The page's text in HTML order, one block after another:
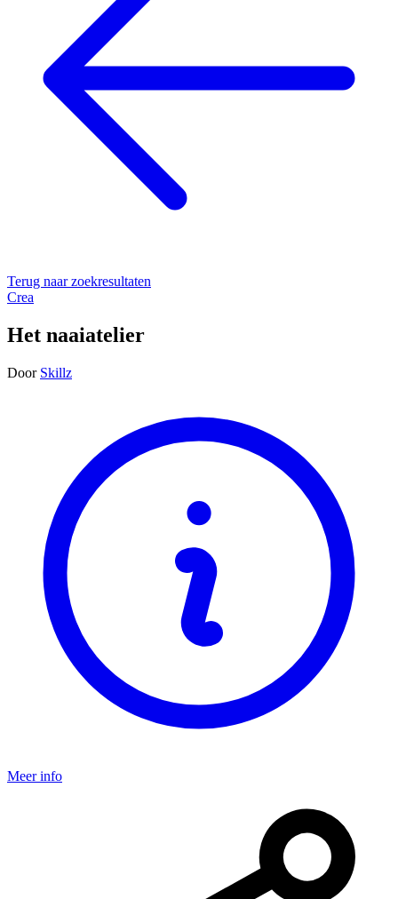
Terug naar zoekresultaten
Crea
Het naaiatelier
Door Skillz
Meer info